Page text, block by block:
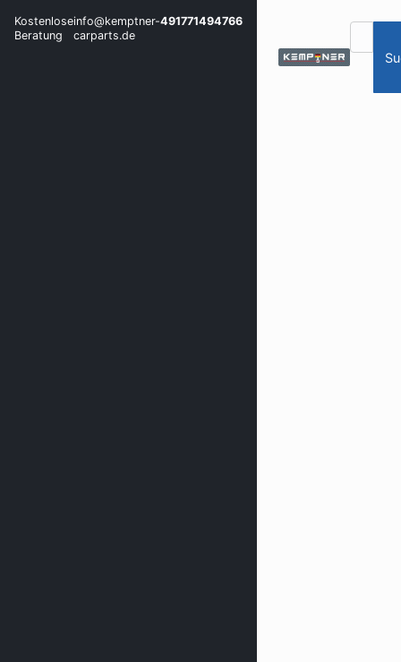
Kostenlose
Beratung
info@kemptner-
carparts.de
491771494766